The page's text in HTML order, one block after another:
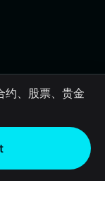
约、股票、贵金